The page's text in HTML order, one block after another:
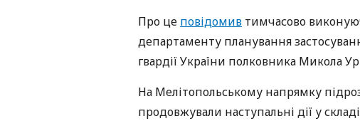
Про це повідомив тимчасово
департаменту планування
гвардії України полковника Микола
На Мелітопольському напрямку
продовжували наступальні дії у